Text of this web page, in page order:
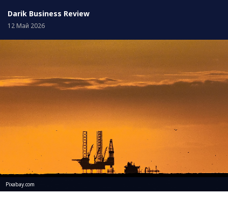
Darik Business Review
12 Май 2026
Pixabay.com